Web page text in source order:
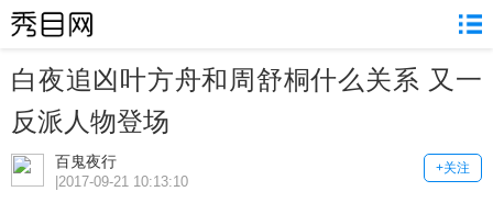
白夜追凶叶方舟和周舒桐什么关系 又一
反派人物登场
百鬼夜行 +关注
|2017-09-21 10:13:10